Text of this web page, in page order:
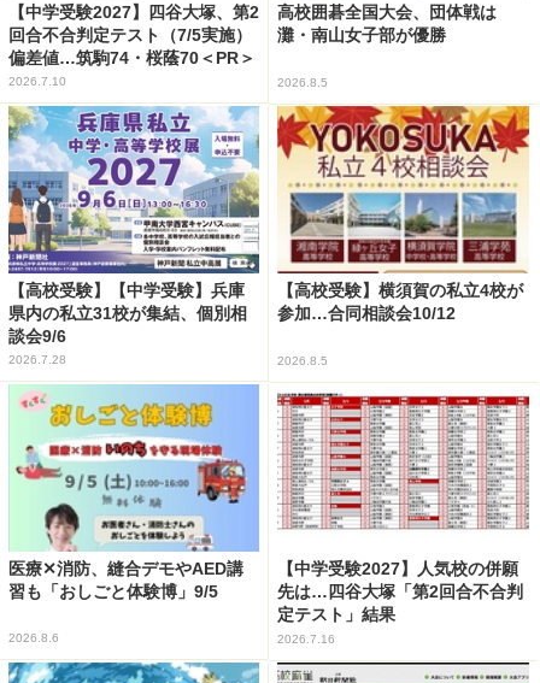
【中学受験2027】四谷大塚、第2
回合不合判定テスト（7/5実施）
偏差値…筑駒74・桜蔭70＜PR＞
2026.7.10
高校囲碁全国大会、団体戦は
灘・南山女子部が優勝
2026.8.5
【高校受験】【中学受験】兵庫
県内の私立31校が集結、個別相
談会9/6
2026.7.28
【高校受験】横須賀の私立4校が
参加…合同相談会10/12
2026.8.5
医療✕消防、縫合デモやAED講
習も「おしごと体験博」9/5
2026.8.6
【中学受験2027】人気校の併願
先は…四谷大塚「第2回合不合判
定テスト」結果
2026.7.16